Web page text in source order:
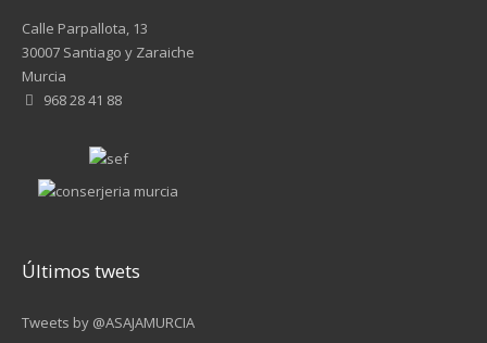
Calle Parpallota, 13
30007 Santiago y Zaraiche
Murcia
968 28 41 88
Últimos twets
Tweets by @ASAJAMURCIA